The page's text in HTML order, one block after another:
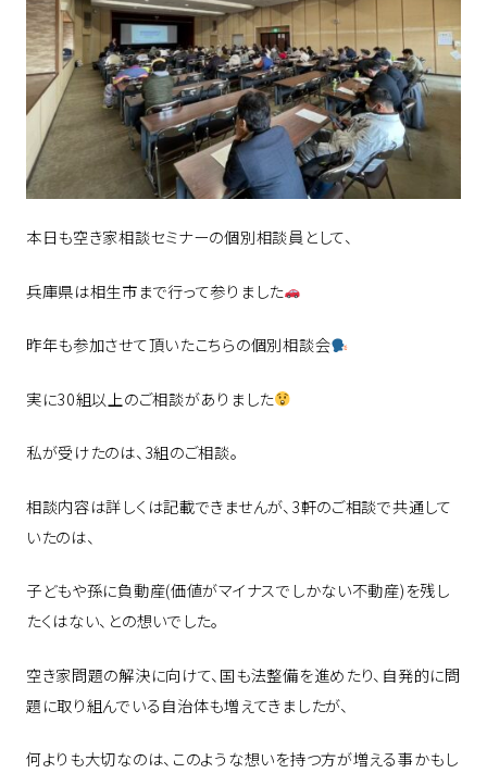
本日も空き家相談セミナーの個別相談員として、
兵庫県は相生市まで行って参りました
昨年も参加させて頂いたこちらの個別相談会
実に30組以上のご相談がありました
私が受けたのは、3組のご相談。
相談内容は詳しくは記載できませんが、3軒のご相談で共通して
いたのは、
子どもや孫に負動産(価値がマイナスでしかない不動産)を残し
たくはない、との想いでした。
空き家問題の解決に向けて、国も法整備を進めたり、自発的に問
題に取り組んでいる自治体も増えてきましたが、
何よりも大切なのは、このような想いを持つ方が増える事かもし